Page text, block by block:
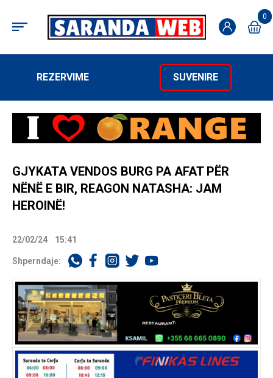
0
REZERVIME SUVENIRE
GJYKATA VENDOS BURG PA AFAT PËR
NËNË E BIR, REAGON NATASHA: JAM
HEROINË!
22/02/24 15:41
Shperndaje: